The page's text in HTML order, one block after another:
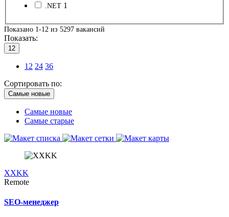
.NET 1
Показано 1-12 из 5297 вакансий
Показать:
12
12 24 36
Сортировать по:
Самые новые
Самые новые
Самые старые
XXKK
Remote
SEO-менеджер